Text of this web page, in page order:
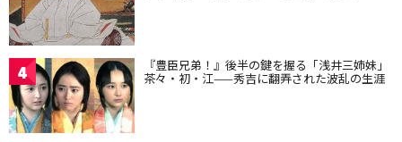
4 『豊臣兄弟！』後半の鍵を握る「浅井三姉妹」
茶々・初・江——秀吉に翻弄された波乱の生涯